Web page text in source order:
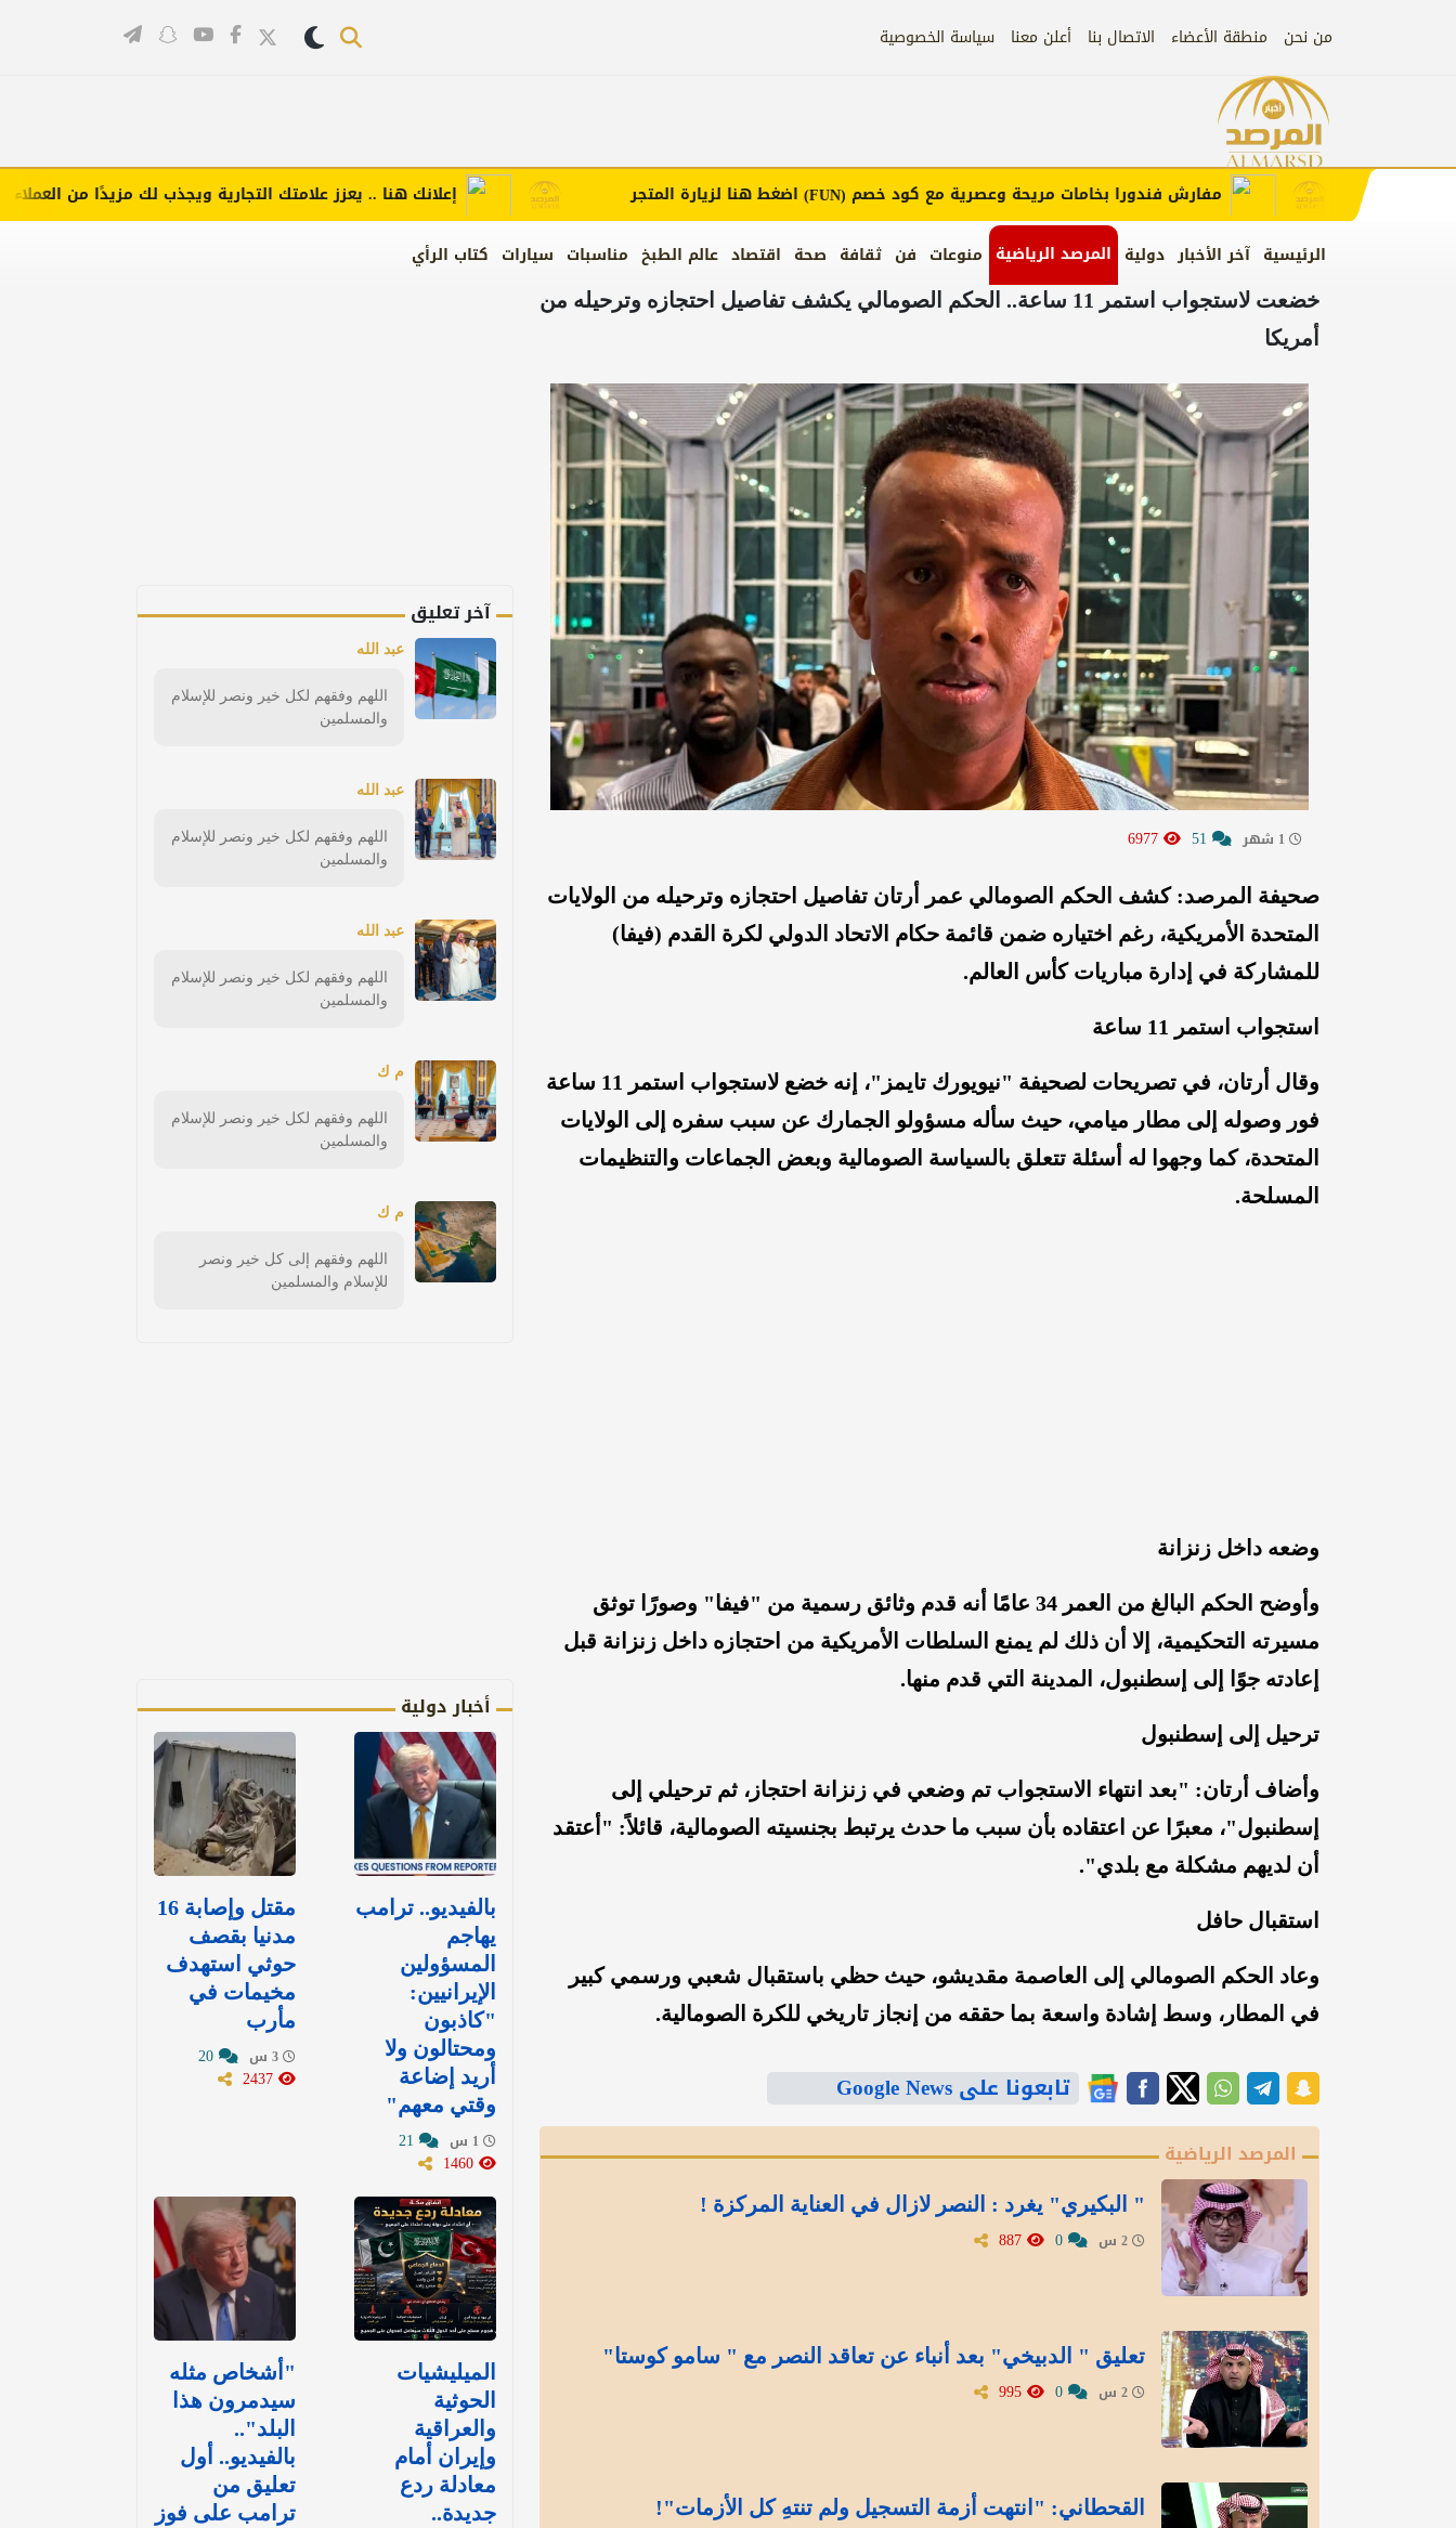
من نحن منطقة الأعضاء الاتصال بنا أعلن معنا سياسة الخصوصية
الرئيسية آخر الأخبار دولية المرصد الرياضية منوعات فن ثقافة صحة اقتصاد عالم الطبخ مناسبات سيارات كتاب الرأي
إعلانك هنا .. يعزز علامتك التجارية ويجذب لك مزيدًا من العملاء مفارش فندورا بخامات مريحة وعصرية مع كود خصم (FUN) اضغط هنا لزيارة المتجر
خضعت لاستجواب استمر 11 ساعة.. الحكم الصومالي يكشف تفاصيل احتجازه وترحيله من
أمريكا
صحيفة المرصد: كشف الحكم الصومالي عمر أرتان تفاصيل احتجازه وترحيله من الولايات
المتحدة الأمريكية، رغم اختياره ضمن قائمة حكام الاتحاد الدولي لكرة القدم (فيفا)
للمشاركة في إدارة مباريات كأس العالم.
استجواب استمر 11 ساعة
وقال أرتان، في تصريحات لصحيفة "نيويورك تايمز"، إنه خضع لاستجواب استمر 11 ساعة
فور وصوله إلى مطار ميامي، حيث سأله مسؤولو الجمارك عن سبب سفره إلى الولايات
المتحدة، كما وجهوا له أسئلة تتعلق بالسياسة الصومالية وبعض الجماعات والتنظيمات
المسلحة.
وضعه داخل زنزانة
وأوضح الحكم البالغ من العمر 34 عامًا أنه قدم وثائق رسمية من "فيفا" وصورًا توثق
مسيرته التحكيمية، إلا أن ذلك لم يمنع السلطات الأمريكية من احتجازه داخل زنزانة قبل
إعادته جوًا إلى إسطنبول، المدينة التي قدم منها.
ترحيل إلى إسطنبول
وأضاف أرتان: "بعد انتهاء الاستجواب تم وضعي في زنزانة احتجاز، ثم ترحيلي إلى
إسطنبول"، معبرًا عن اعتقاده بأن سبب ما حدث يرتبط بجنسيته الصومالية، قائلاً: "أعتقد
أن لديهم مشكلة مع بلدي".
استقبال حافل
وعاد الحكم الصومالي إلى العاصمة مقديشو، حيث حظي باستقبال شعبي ورسمي كبير
في المطار، وسط إشادة واسعة بما حققه من إنجاز تاريخي للكرة الصومالية.
تابعونا على Google News
المرصد الرياضية
" البكيري" يغرد : النصر لازال في العناية المركزة !
تعليق " الدبيخي" بعد أنباء عن تعاقد النصر مع " سامو كوستا"
القحطاني: "انتهت أزمة التسجيل ولم تنتهِ كل الأزمات"!
آخر تعليق
عبد الله
اللهم وفقهم لكل خير ونصر للإسلام
والمسلمين
عبد الله
اللهم وفقهم لكل خير ونصر للإسلام
والمسلمين
عبد الله
اللهم وفقهم لكل خير ونصر للإسلام
والمسلمين
م ك
اللهم وفقهم لكل خير ونصر للإسلام
والمسلمين
م ك
اللهم وفقهم إلى كل خير ونصر
للإسلام والمسلمين
أخبار دولية
بالفيديو.. ترامب
يهاجم
المسؤولين
الإيرانيين:
"كاذبون
ومحتالون ولا
أريد إضاعة
وقتي معهم"
مقتل وإصابة 16
مدنيا بقصف
حوثي استهدف
مخيمات في
مأرب
الميليشيات
الحوثية
والعراقية
وإيران أمام
معادلة ردع
جديدة..
"أشخاص مثله
سيدمرون هذا
البلد"..
بالفيديو.. أول
تعليق من
ترامب على فوز